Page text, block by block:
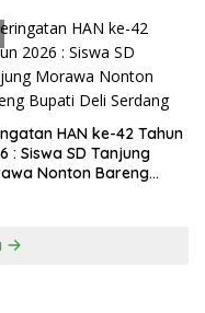
HAN ke-42 Tahun
: Siswa SD Tanjung
Nonton Bareng